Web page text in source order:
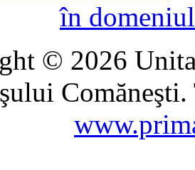
în
© 2026